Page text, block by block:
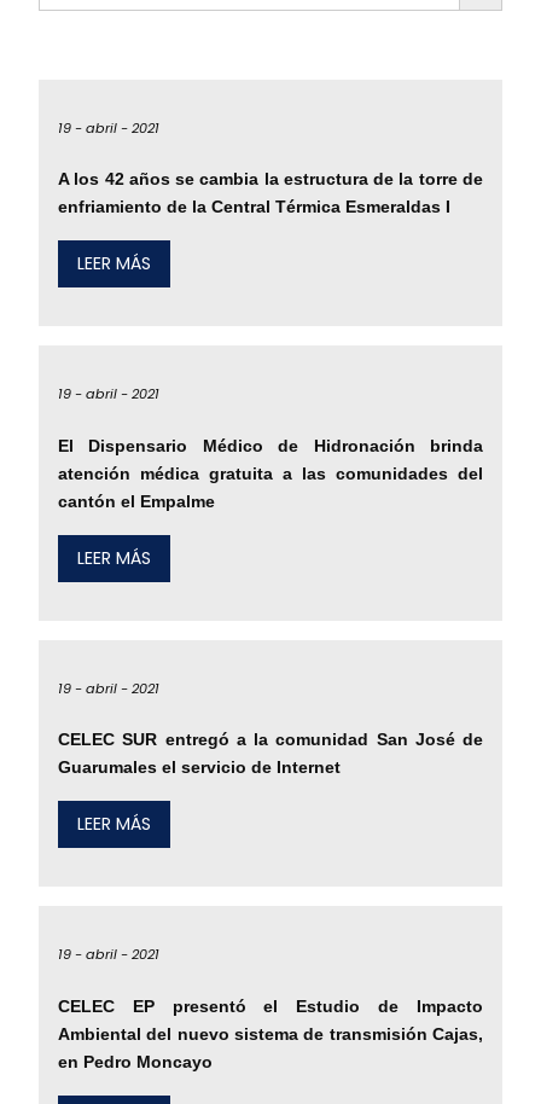
19 -abril -2021
A los 42 años se cambia la estructura de la torre de
enfriamiento de la Central Térmica Esmeraldas I
LEER MÁS
19 -abril -2021
El Dispensario Médico de Hidronación brinda
atención médica gratuita a las comunidades del
cantón el Empalme
LEER MÁS
19 -abril -2021
CELEC SUR entregó a la comunidad San José de
Guarumales el servicio de Internet
LEER MÁS
19 -abril -2021
CELEC EP presentó el Estudio de Impacto
Ambiental del nuevo sistema de transmisión Cajas,
en Pedro Moncayo